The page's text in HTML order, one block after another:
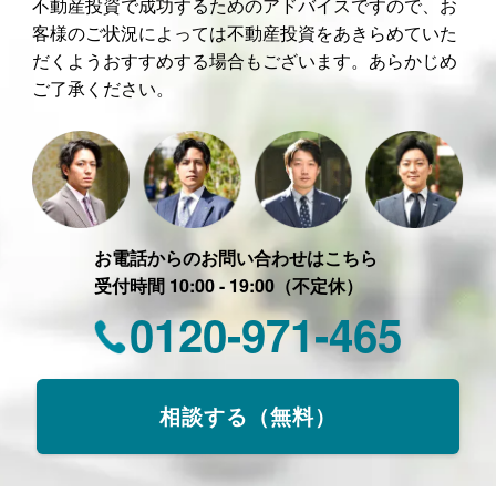
客様のご状況によっては不動産投資をあきらめていた
だくようおすすめする場合もございます。あらかじめ
ご了承ください。
お電話からのお問い合わせはこちら
受付時間 10:00 - 19:00（不定休）
0120-971-465
相談する（無料）